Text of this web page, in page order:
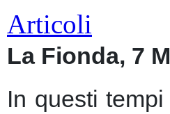
Articoli
La Fionda, 7
In questi